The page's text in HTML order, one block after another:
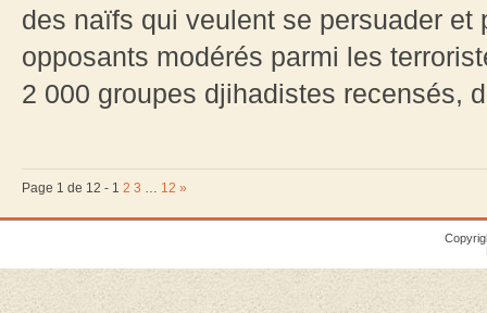
des naïfs qui veulent se persuader et
opposants modérés parmi les
2 000 groupes djihadistes recensés,
Page 1 de 12 - 1 2 3 … 12 »